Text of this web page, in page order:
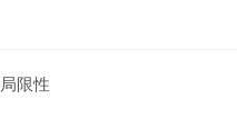
限性